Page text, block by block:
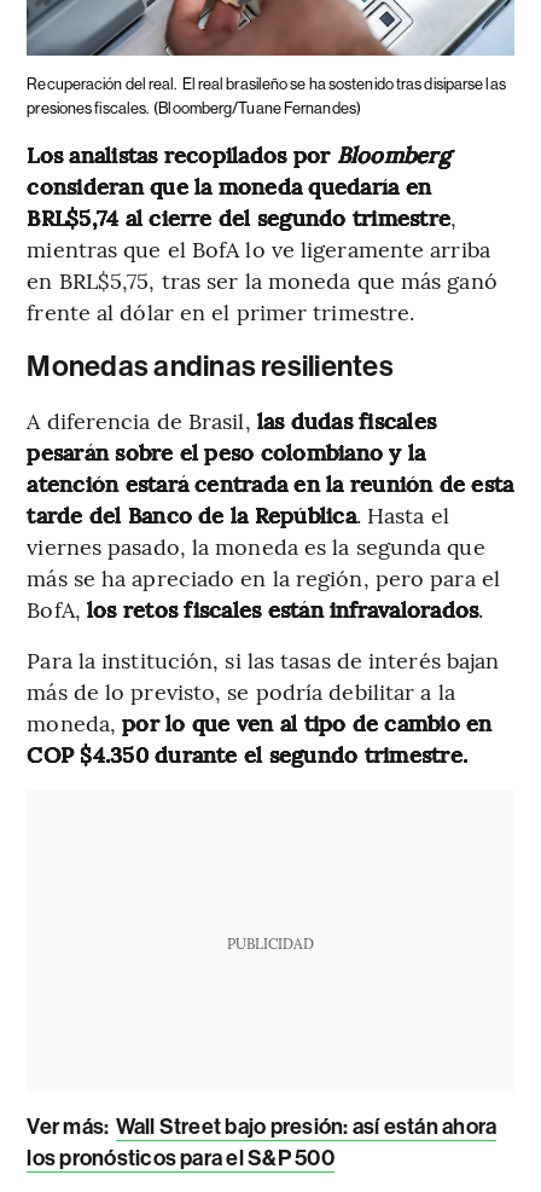
Recuperación del real. El real brasileño se ha sostenido tras disiparse las
presiones fiscales. (Bloomberg/Tuane Fernandes)
Los analistas recopilados por Bloomberg
consideran que la moneda quedaría en
BRL$5,74 al cierre del segundo trimestre,
mientras que el BofA lo ve ligeramente arriba
en BRL$5,75, tras ser la moneda que más ganó
frente al dólar en el primer trimestre.
Monedas andinas resilientes
A diferencia de Brasil, las dudas fiscales
pesarán sobre el peso colombiano y la
atención estará centrada en la reunión de esta
tarde del Banco de la República. Hasta el
viernes pasado, la moneda es la segunda que
más se ha apreciado en la región, pero para el
BofA, los retos fiscales están infravalorados.
Para la institución, si las tasas de interés bajan
más de lo previsto, se podría debilitar a la
moneda,por lo que ven al tipo de cambio en
COP $4.350 durante el segundo trimestre.
PUBLICIDAD
Ver más: Wall Street bajo presión: así están ahora
los pronósticos para el S&P 500